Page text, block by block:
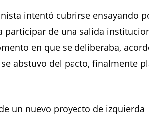
intentó cubrirse ensayando
participar de una salida
en que se deliberaba,
abstuvo del pacto, finalmente
un nuevo proyecto de izquierda